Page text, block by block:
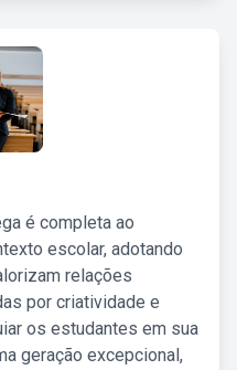
é completa ao
escolar, adotando
relações
por criatividade e
os estudantes em sua
geração excepcional,